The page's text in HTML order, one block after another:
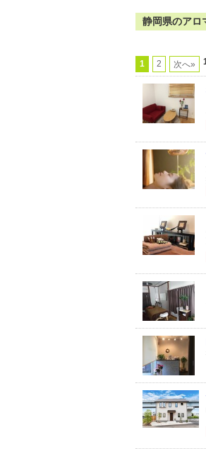
静岡県のアロ
1 2 次へ»